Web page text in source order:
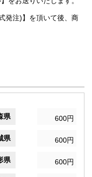
発注)】を頂いて後、商
県 600円
県 600円
県 600円